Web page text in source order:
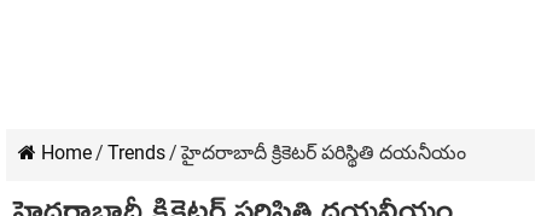
Home/ Trends/ హైదరాబాదీ క్రికెటర్ పరిస్థితి దయనీయం